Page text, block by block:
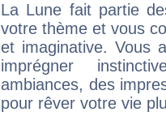
La Lune fait partie
votre thème et vous
et imaginative. Vous
imprégner
ambiances, des
pour rêver votre vie